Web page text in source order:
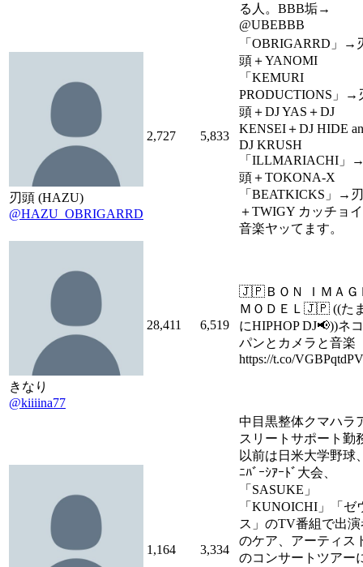
る人。BBB垢→
@UBEBBB
刃頭 (HAZU)
@HAZU_OBRIGARRD
2,727 5,833
「OBRIGARRD」→
頭＋YANOMI
「KEMURI
PRODUCTIONS」→
頭＋DJ YAS＋DJ
KENSEI＋DJ HIDE
DJ KRUSH
「ILLMARIACHI」
頭＋TOKONA-X
「BEATKICKS」→
＋TWIGY カッチョ
音楽ヤッてます。
きなり
@kiiiina77
28,411 6,519
🇯🇵ＢＯＮ ＩＭＡＧ
ＭＯＤＥＬ🇯🇵 ((た
にHIPHOP DJ📢))ネ
パンとカメラと音楽
https://t.co/
1,164 3,334
中目黒整体クマハラ
スリートサポート勤
以前は日米大学野球
ﾆﾊﾞｰｼｱｰﾄﾞ大会、
「SASUKE」
「KUNOICHI」「ゼ
ス」のTV番組で出演
のケア、アーティス
のコンサートツアー